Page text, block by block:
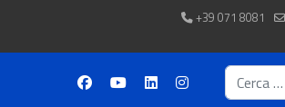
+39 071 8081
Cerca